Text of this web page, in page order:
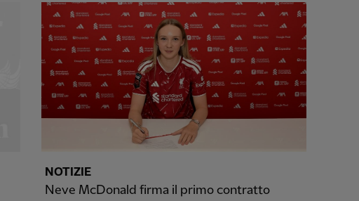
NOTIZIE
Neve McDonald firma il primo contratto